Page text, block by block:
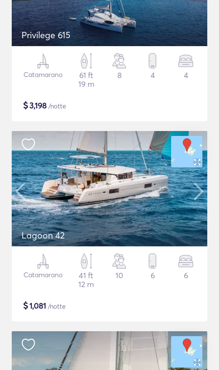
Privilege 615
Catamarano
61 ft
19 m
8 4 4
$3,198 /notte
Lagoon 42
Catamarano
41 ft
12 m
10 6 6
$1,081 /notte